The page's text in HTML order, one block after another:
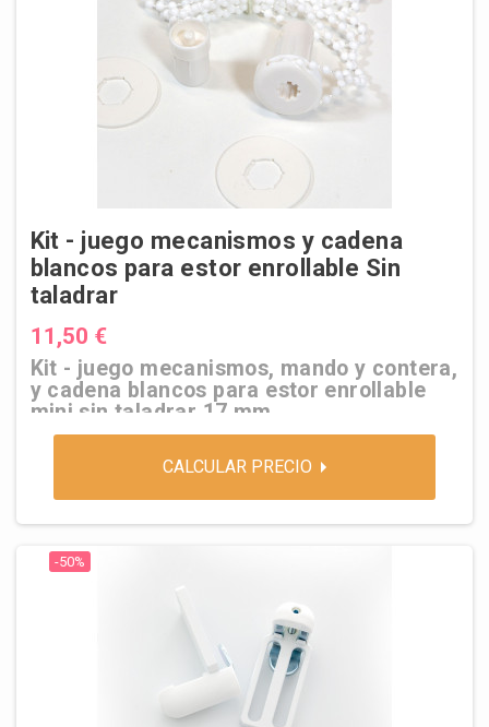
Kit - juego mecanismos y cadena
blancos para estor enrollable Sin
taladrar
11,50 €
Kit - juego mecanismos, mando y contera,
y cadena blancos para estor enrollable
mini sin taladrar 17 mm
CALCULAR PRECIO
-50%